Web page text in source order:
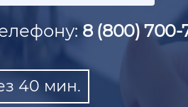
8 (800) 700-
40 мин.